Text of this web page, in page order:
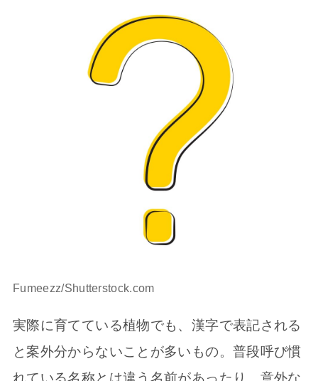
Fumeezz/Shutterstock.com
実際に育てている植物でも、漢字で表記される
と案外分からないことが多いもの。普段呼び慣
れている名称とは違う名前があったり、意外な